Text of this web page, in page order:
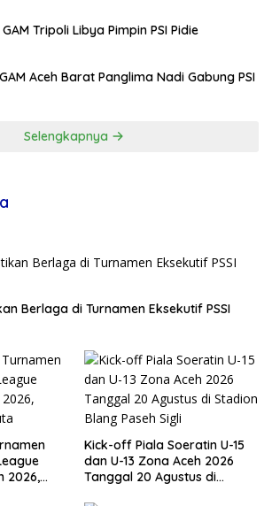
Tripoli Libya Pimpin PSI Pidie
Aceh Barat Panglima Nadi Gabung PSI
Selengkapnya
Berlaga di Turnamen Eksekutif PSSI
2026,
Kick-off Piala Soeratin U-15
dan U-13 Zona Aceh 2026
Tanggal 20 Agustus di